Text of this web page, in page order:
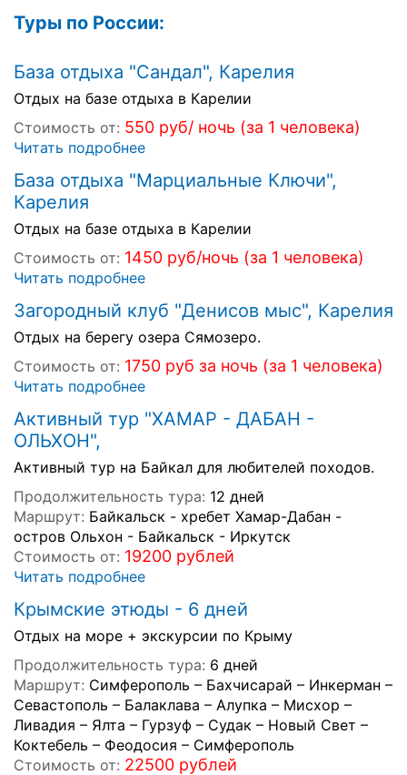
Туры по России:
База отдыха "Сандал", Карелия
Отдых на базе отдыха в Карелии
Стоимость от: 550 руб/ ночь (за 1 человека)
Читать подробнее
База отдыха "Марциальные Ключи",
Карелия
Отдых на базе отдыха в Карелии
Стоимость от: 1450 руб/ночь (за 1 человека)
Читать подробнее
Загородный клуб "Денисов мыс", Карелия
Отдых на берегу озера Сямозеро.
Стоимость от: 1750 руб за ночь (за 1 человека)
Читать подробнее
Активный тур "ХАМАР - ДАБАН -
ОЛЬХОН",
Активный тур на Байкал для любителей походов.
Продолжительность тура: 12 дней
Маршрут: Байкальск - хребет Хамар-Дабан -
остров Ольхон - Байкальск - Иркутск
Стоимость от: 19200 рублей
Читать подробнее
Крымские этюды - 6 дней
Отдых на море + экскурсии по Крыму
Продолжительность тура: 6 дней
Маршрут: Симферополь – Бахчисарай – Инкерман –
Севастополь – Балаклава – Алупка – Мисхор –
Ливадия – Ялта – Гурзуф – Судак – Новый Свет –
Коктебель – Феодосия – Симферополь
Стоимость от: 22500 рублей